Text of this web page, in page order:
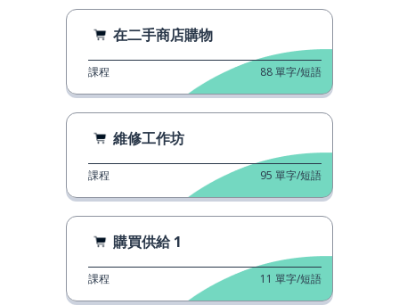
在二手商店購物
課程 88單字/短語
維修工作坊
課程 95 單字/短語
購買供給 1
課程 11 單字/短語